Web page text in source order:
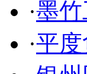
·墨
·平